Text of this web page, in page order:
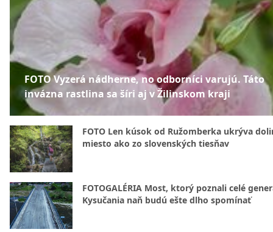
FOTO Vyzerá nádherne, no odborníci varujú. Táto
invázna rastlina sa šíri aj v Žilinskom kraji
FOTO Len kúsok od Ružomberka ukrýva
miesto ako zo slovenských tiesňav
FOTOGALÉRIA Most, ktorý poznali celé
Kysučania naň budú ešte dlho spomínať